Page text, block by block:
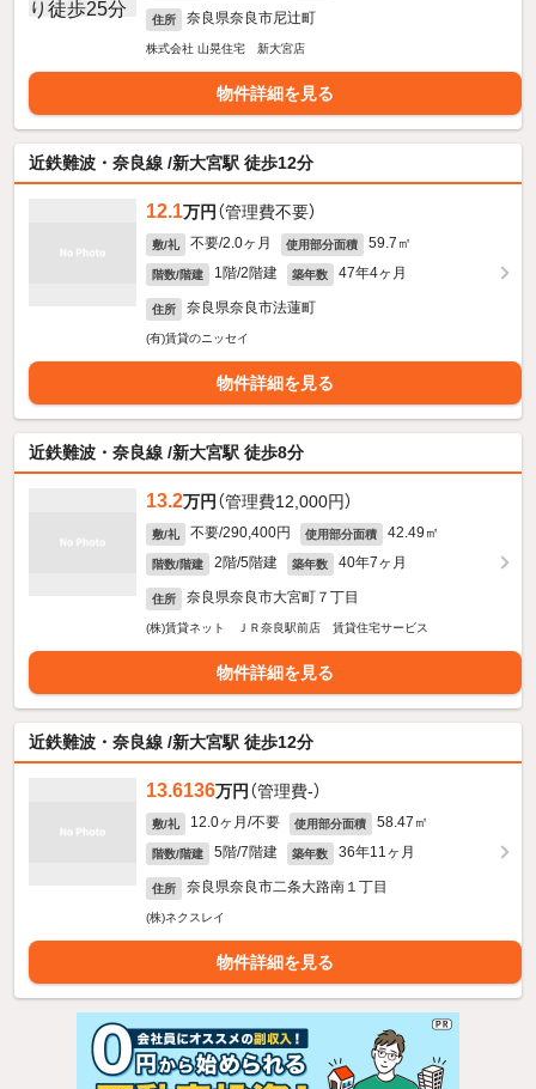
住所 奈良県奈良市尼辻町
株式会社 山晃住宅 新大宮店
物件詳細を見る
近鉄難波・奈良線 /新大宮駅 徒歩12分
12.1万円 （管理費不要）
敷/礼 不要/2.0ヶ月 使用部分面積 59.7㎡
階数/階建 1階/2階建 築年数 47年4ヶ月
住所 奈良県奈良市法蓮町
(有)賃貸のニッセイ
物件詳細を見る
近鉄難波・奈良線 /新大宮駅 徒歩8分
13.2万円 （管理費12,000円）
敷/礼 不要/290,400円 使用部分面積 42.49㎡
階数/階建 2階/5階建 築年数 40年7ヶ月
住所 奈良県奈良市大宮町７丁目
(株)賃貸ネット ＪＲ奈良駅前店 賃貸住宅サービス
物件詳細を見る
近鉄難波・奈良線 /新大宮駅 徒歩12分
13.6136万円 （管理費-）
敷/礼 12.0ヶ月/不要 使用部分面積 58.47㎡
階数/階建 5階/7階建 築年数 36年11ヶ月
住所 奈良県奈良市二条大路南１丁目
(株)ネクスレイ
物件詳細を見る